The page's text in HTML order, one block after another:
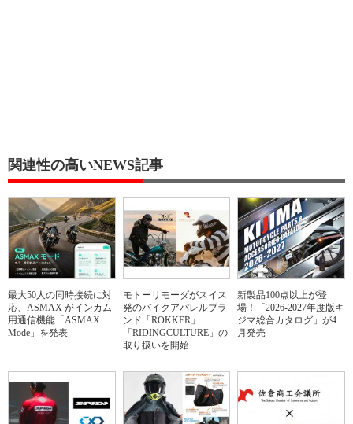
関連性の高いNEWS記事
最大50人の同時接続に対
応、ASMAX がインカム
用通信機能「ASMAX
Mode」を発表
モトーリモーダがスイス
発のバイクアパレルブラ
ンド「ROKKER」
「RIDINGCULTURE」の
取り扱いを開始
新製品100点以上が登
場！「2026-2027年度版キ
ジマ総合カタログ」が4
月発売